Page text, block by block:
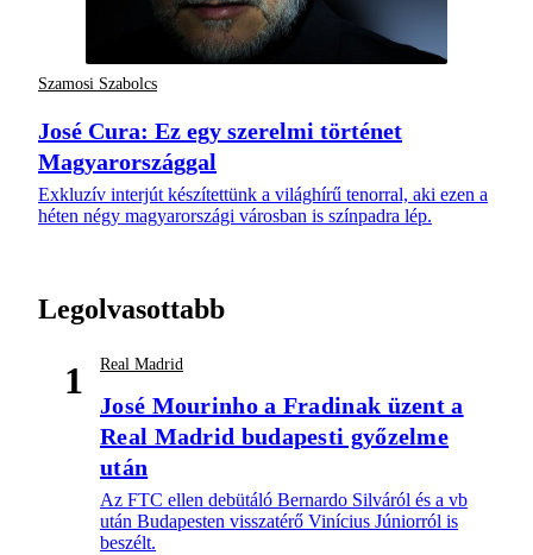
Szamosi Szabolcs
José Cura: Ez egy szerelmi történet
Magyarországgal
Exkluzív interjút készítettünk a világhírű tenorral, aki ezen a
héten négy magyarországi városban is színpadra lép.
Legolvasottabb
1 Real Madrid
José Mourinho a Fradinak üzent a
Real Madrid budapesti győzelme
után
Az FTC ellen debütáló Bernardo Silváról és a vb
után Budapesten visszatérő Vinícius Júniorról is
beszélt.